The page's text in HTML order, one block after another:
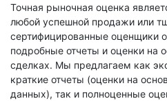
Точная рыночная оценка
любой успешной продажи или
сертифицированные оценщики
подробные отчеты и оценки на
сделках. Мы предлагаем как
краткие отчеты (оценки на
данных), так и полноценные